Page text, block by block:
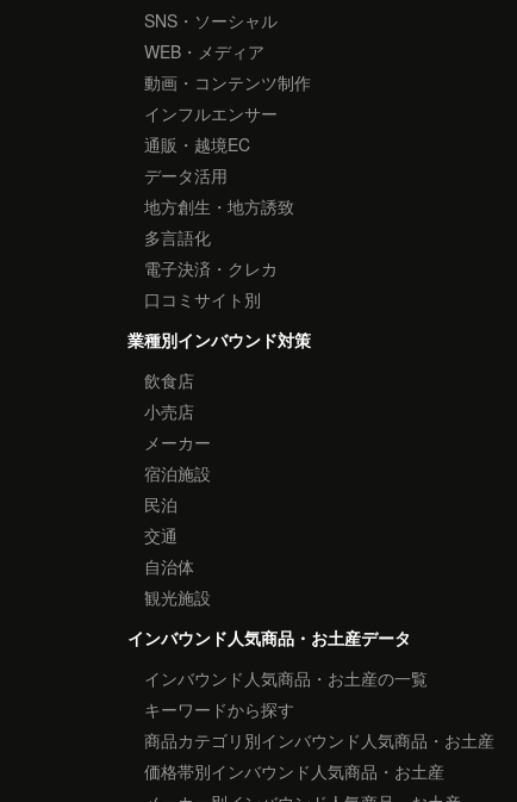
SNS・ソーシャル
WEB・メディア
動画・コンテンツ制作
インフルエンサー
通販・越境EC
データ活用
地方創生・地方誘致
多言語化
電子決済・クレカ
口コミサイト別
業種別インバウンド対策
飲食店
小売店
メーカー
宿泊施設
民泊
交通
自治体
観光施設
インバウンド人気商品・お土産データ
インバウンド人気商品・お土産の一覧
キーワードから探す
商品カテゴリ別インバウンド人気商品・お土産
価格帯別インバウンド人気商品・お土産